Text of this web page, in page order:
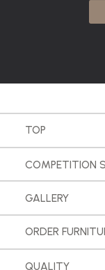
TOP
COMPETITION
GALLERY
ORDER
QUALITY